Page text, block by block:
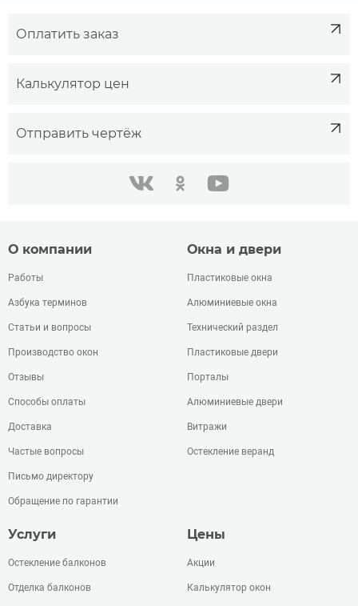
Оплатить заказ
Калькулятор цен
Отправить чертёж
в контакте одноклассники youtube
О компании
Работы
Азбука терминов
Статьи и вопросы
Производство окон
Отзывы
Способы оплаты
Доставка
Частые вопросы
Письмо директору
Обращение по гарантии
Окна и двери
Пластиковые окна
Алюминиевые окна
Технический раздел
Пластиковые двери
Порталы
Алюминиевые двери
Витражи
Остекление веранд
Услуги
Остекление балконов
Отделка балконов
Цены
Акции
Калькулятор окон